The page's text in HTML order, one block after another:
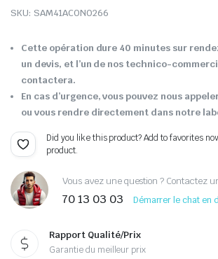
SKU: SAM41ACON0266
Cette opération dure 40 minutes sur
un devis, et l’un de nos technico-
contactera.
En cas d’urgence, vous pouvez nous
ou vous rendre directement dans notre
Did you like this product? Add to favorites
product.
Vous avez une question ? Contactez
70 13 03 03 Démarrer le chat en
Rapport Qualité/Prix
Garantie du meilleur prix